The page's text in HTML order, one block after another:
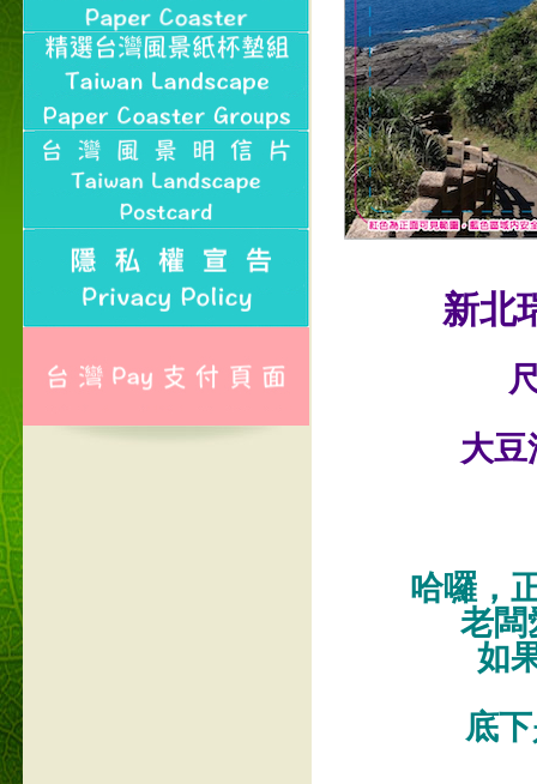
新北
大
哈囉，
老闆
如
底